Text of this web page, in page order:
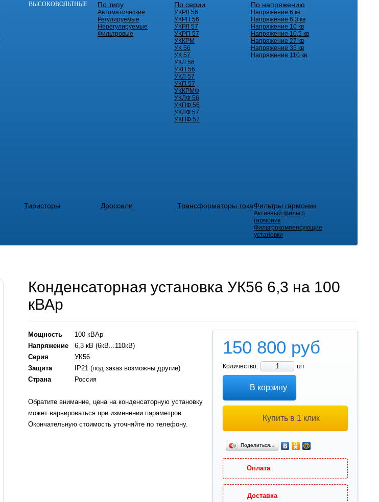
ВЫСОКОВОЛЬТНЫЕ По типу
Автоматические
Регулируемые
Нерегулируемые
Фильтровые
По серии
УКРЛ 56
УКРП 56
УКРЛ 57
УКРП 57
УККРМ
УК 56
УК 57
УКЛ 56
УКП 56
УКЛ 57
УКП 57
УККРМФ
УКЛФ 56
УКПФ 56
УКЛФ 57
УКПФ 57
По напряжению
Напряжение 6 кв
Напряжение 6,3 кв
Напряжение 10 кв
Напряжение 10,5 кв
Напряжение 27 кв
Напряжение 35 кв
Напряжение 110 кв
Тиристоры Дроссели Трансформаторы токаФильтры гармоник
Активный фильтр
гармоник
Фильтрокомпенсующие
установки
Конденсаторная установка УК56 6,3 на 100
кВАр
150 800 руб
Количество: шт
В корзину
Купить в 1 клик
Поделиться…
Оплата
Доставка
Мощность
100 кВАр
Напряжение
6,3 кВ (6кВ...110кВ)
Серия
УК56
Защита
IP21 (под заказ возможны другие)
Страна
Россия
Обратите внимание, цена на конденсаторную установку
может варьироваться при изменении параметров.
Окончательную стоимость уточняйте по телефону.